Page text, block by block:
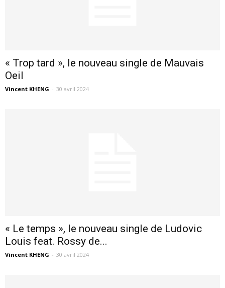
« Trop tard », le nouveau single de Mauvais
Oeil
Vincent KHENG - 30 avril 2024
« Le temps », le nouveau single de Ludovic
Louis feat. Rossy de...
Vincent KHENG - 30 avril 2024